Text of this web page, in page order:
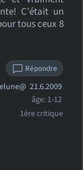
C'était un
tous ceux 8
Répondre
21.6.2009
âge: 1-12
1ère critique